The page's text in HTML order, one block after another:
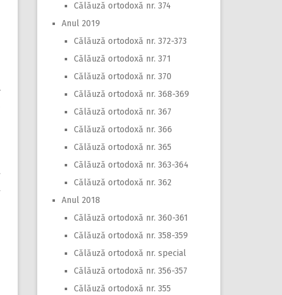
Călăuză ortodoxă nr. 374
Anul 2019
Călăuză ortodoxă nr. 372-373
Călăuză ortodoxă nr. 371
Călăuză ortodoxă nr. 370
Călăuză ortodoxă nr. 368-369
Călăuză ortodoxă nr. 367
Călăuză ortodoxă nr. 366
Călăuză ortodoxă nr. 365
Călăuză ortodoxă nr. 363-364
Călăuză ortodoxă nr. 362
Anul 2018
Călăuză ortodoxă nr. 360-361
Călăuză ortodoxă nr. 358-359
Călăuză ortodoxă nr. special
Călăuză ortodoxă nr. 356-357
Călăuză ortodoxă nr. 355